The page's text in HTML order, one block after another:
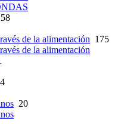
de la alimentación 175
de la alimentación
4
20